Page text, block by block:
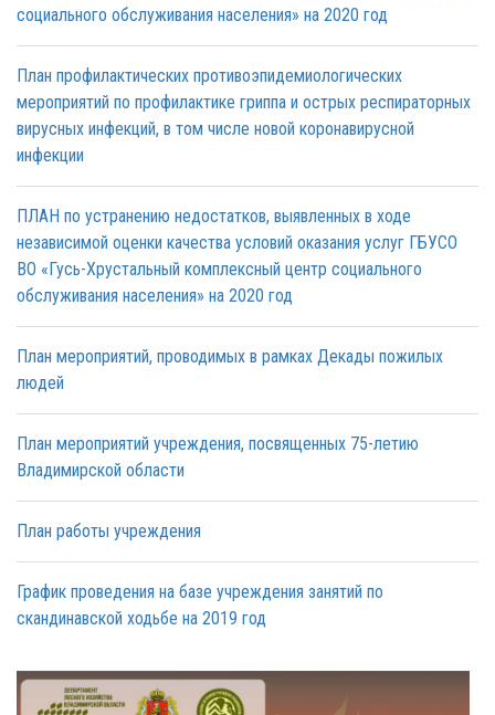
социального обслуживания населения» на 2020 год
План профилактических противоэпидемиологических
мероприятий по профилактике гриппа и острых респираторных
вирусных инфекций, в том числе новой коронавирусной
инфекции
ПЛАН по устранению недостатков, выявленных в ходе
независимой оценки качества условий оказания услуг ГБУСО
ВО «Гусь-Хрустальный комплексный центр социального
обслуживания населения» на 2020 год
План мероприятий, проводимых в рамках Декады пожилых
людей
План мероприятий учреждения, посвященных 75-летию
Владимирской области
План работы учреждения
График проведения на базе учреждения занятий по
скандинавской ходьбе на 2019 год